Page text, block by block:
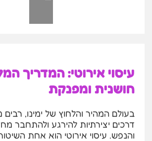
עיסוי אירוטי: המדריך
חושנית ומפנקת
בעולם המהיר והלחוץ של ימינו,
דרכים יצירתיות להירגע ולהתחבר
והנפש. עיסוי אירוטי הוא אחת